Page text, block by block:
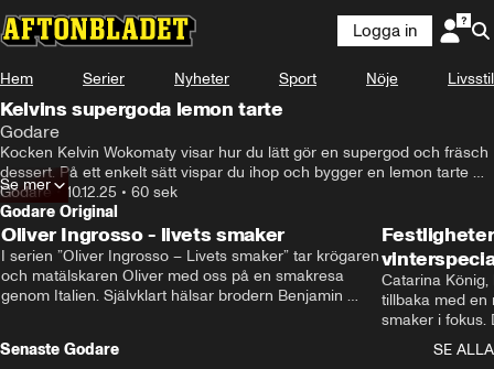
Logga in
Hem Serier Nyheter Sport Nöje Livsstil
Kelvins supergoda lemon tarte
Godare
Kocken Kelvin Wokomaty visar hur du lätt gör en supergod och fräsch
dessert. På ett enkelt sätt vispar du ihop och bygger en lemon tarte
som imponerar.
Godare • 10.12.25 • 60 sek
Se mer
Godare Original
Oliver Ingrosso - livets smaker
I serien ”Oliver Ingrosso – Livets smaker” tar krögaren
och matälskaren Oliver med oss på en smakresa
genom Italien. Självklart hälsar brodern Benjamin
Catarina
tillbaka med en
smaker i fokus.
julfavoriter
Senaste Godare
SE ALLA